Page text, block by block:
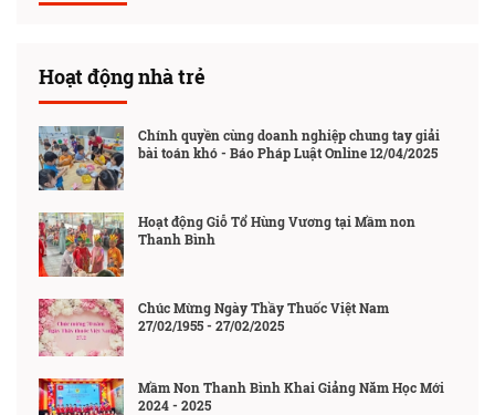
Hoạt động nhà trẻ
Chính quyền cùng doanh nghiệp chung tay giải
bài toán khó - Báo Pháp Luật Online 12/04/2025
Hoạt động Giỗ Tổ Hùng Vương tại Mầm non
Thanh Bình
Chúc Mừng Ngày Thầy Thuốc Việt Nam
27/02/1955 - 27/02/2025
Mầm Non Thanh Bình Khai Giảng Năm Học Mới
2024 - 2025